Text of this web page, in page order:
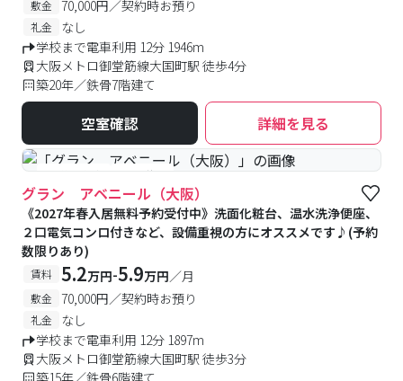
敷金 70,000円／契約時お預り
礼金
なし
学校まで電車利用 12分 1946m
大阪メトロ御堂筋線大国町駅 徒歩4分
築20年／鉄骨7階建て
空室確認 詳細を見る
#予約受付中 #空室待ち
グラン アベニール（大阪）
《2027年春入居無料予約受付中》洗面化粧台、温水洗浄便座、
２口電気コンロ付きなど、設備重視の方にオススメです♪(予約
数限りあり)
賃料 5.2万円-5.9万円／月
敷金 70,000円／契約時お預り
礼金
なし
学校まで電車利用 12分 1897m
大阪メトロ御堂筋線大国町駅 徒歩3分
築15年／鉄骨6階建て